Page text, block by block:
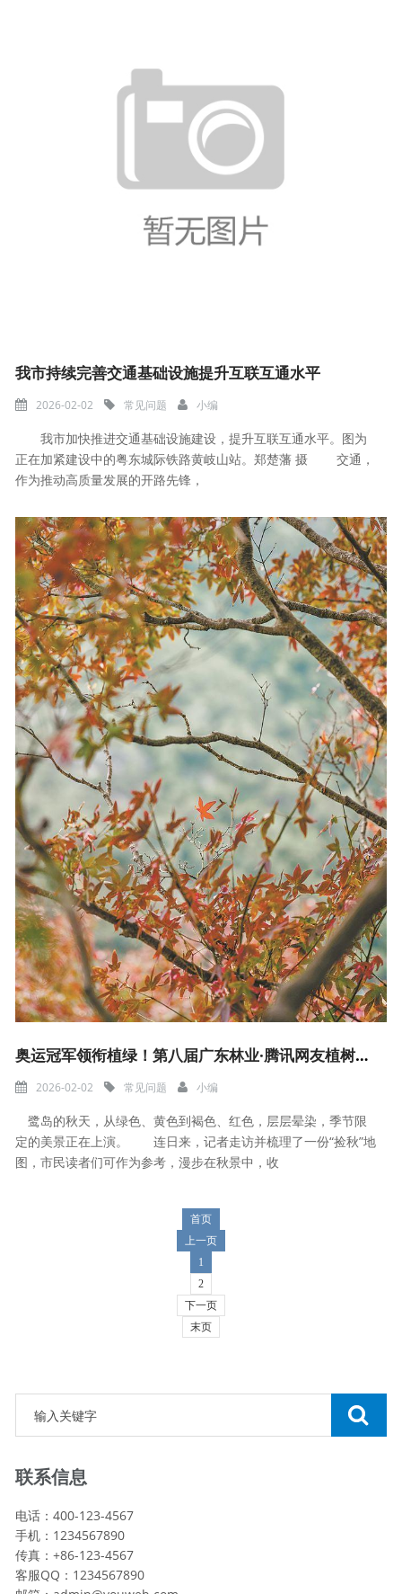
我市持续完善交通基础设施提升互联互通水平
2026-02-02 常见问题 小编
我市加快推进交通基础设施建设，提升互联互通水平。图为
正在加紧建设中的粤东城际铁路黄岐山站。郑楚藩 摄 交通，
作为推动高质量发展的开路先锋，
奥运冠军领衔植绿！第八届广东林业·腾讯网友植树节在肇庆开展
2026-02-02 常见问题 小编
鹭岛的秋天，从绿色、黄色到褐色、红色，层层晕染，季节限
定的美景正在上演。 连日来，记者走访并梳理了一份“捡秋”地
图，市民读者们可作为参考，漫步在秋景中，收
首页
上一页
1
2
下一页
末页
联系信息
电话：400-123-4567
手机：1234567890
传真：+86-123-4567
客服QQ：1234567890